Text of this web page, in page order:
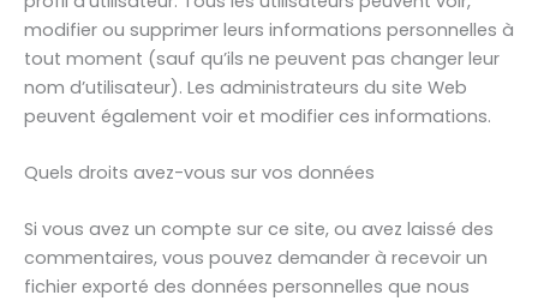
modifier ou supprimer leurs informations personnelles à
tout moment (sauf qu’ils ne peuvent pas changer leur
nom d’utilisateur). Les administrateurs du site Web
peuvent également voir et modifier ces informations.
Quels droits avez-vous sur vos données
Si vous avez un compte sur ce site, ou avez laissé des
commentaires, vous pouvez demander à recevoir un
fichier exporté des données personnelles que nous